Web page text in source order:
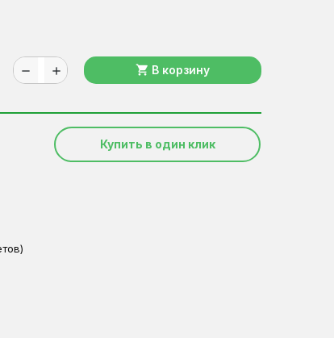
remove add shopping_cart В корзину
Купить в один клик